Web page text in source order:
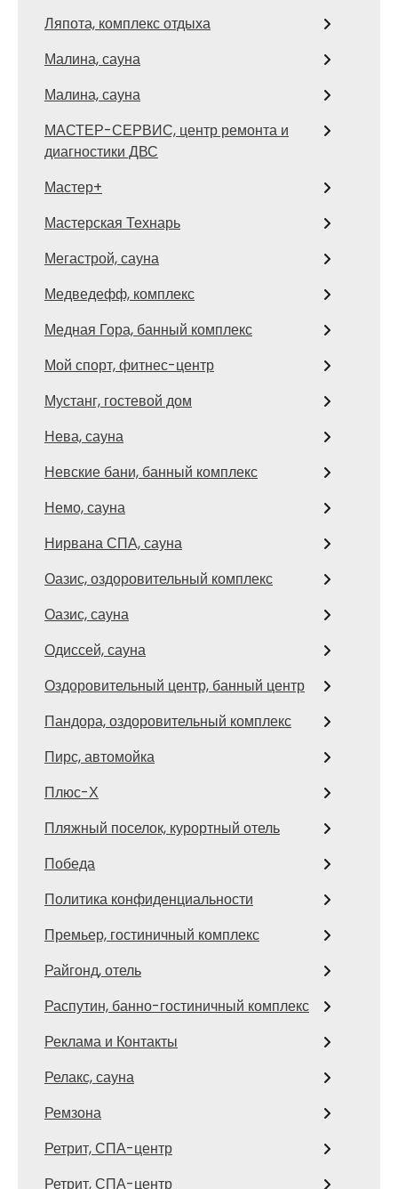
Ляпота, комплекс отдыха
Малина, сауна
Малина, сауна
МАСТЕР-СЕРВИС, центр ремонта и
диагностики ДВС
Мастер+
Мастерская Технарь
Мегастрой, сауна
Медведефф, комплекс
Медная Гора, банный комплекс
Мой спорт, фитнес-центр
Мустанг, гостевой дом
Нева, сауна
Невские бани, банный комплекс
Немо, сауна
Нирвана СПА, сауна
Оазис, оздоровительный комплекс
Оазис, сауна
Одиссей, сауна
Оздоровительный центр, банный центр
Пандора, оздоровительный комплекс
Пирс, автомойка
Плюс-Х
Пляжный поселок, курортный отель
Победа
Политика конфиденциальности
Премьер, гостиничный комплекс
Райгонд, отель
Распутин, банно-гостиничный комплекс
Реклама и Контакты
Релакс, сауна
Ремзона
Ретрит, СПА-центр
Ретрит, СПА-центр